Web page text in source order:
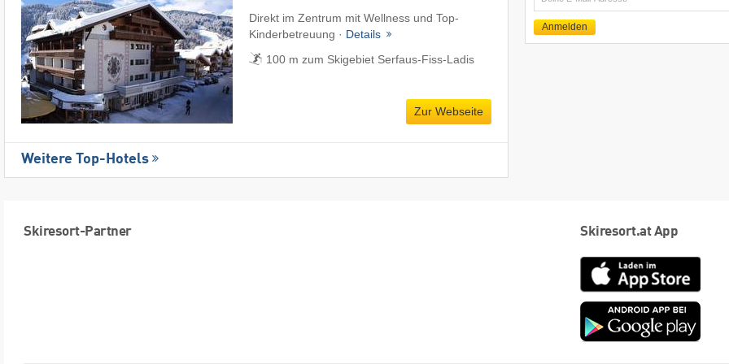
Direkt im Zentrum mit Wellness und Top-
Kinderbetreuung · Details
100 m zum Skigebiet Serfaus-Fiss-Ladis
Zur Webseite
Weitere Top-Hotels
Mail
Anmelden
Skiresort-Partner Skiresort.at App
App
Store